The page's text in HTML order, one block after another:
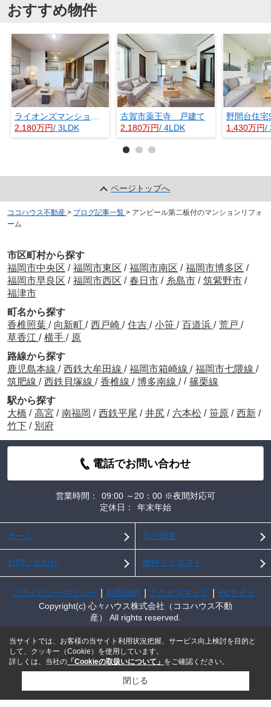
おすすめ物件
2,180万円/ 3LDK
古賀市薬王寺 戸建て
2,180万円/ 4LDK
野間台住宅
1,430万円/
ページトップへ
ココハウス不動産 > ブログ記事一覧 > アンピール第二板付のマンションリフォ
ーム
市区町村から探す
福岡市中央区 / 福岡市東区 / 福岡市南区 / 福岡市博多区 /
福岡市早良区 / 福岡市西区 / 春日市 / 糸島市 / 筑紫野市 /
福津市
町名から探す
香椎照葉 / 向新町 / 西戸崎 / 住吉 / 小笹 / 百道浜 / 荒戸 /
草香江 / 横手 / 原
路線から探す
鹿児島本線 / 西鉄大牟田線 / 福岡市箱崎線 / 福岡市七隈線 /
筑肥線 / 西鉄貝塚線 / 香椎線 / 博多南線 / / 篠栗線
駅から探す
大橋 / 高宮 / 南福岡 / 西鉄平尾 / 井尻 / 六本松 / 笹原 / 西新 /
竹下 / 別府
電話でお問い合わせ
営業時間：
09:00 ～20：00 ※夜間対応可
定休日：
年末年始
ホーム 会社概要
お問い合わせ 物件リクエスト
プライバシーポリシー 利用規約 アクセスマップ
PCサイト
Copyright(c) 心々ハウス株式会社（ココハウス不動
産） All rights reserved.
当サイトでは、お客様の当サイト利用状況把握、サービス向上検討を目的と
して、クッキー（Cookie）を使用しています。
詳しくは、当社の 「Cookieの取扱いについて」 をご確認ください。
閉じる